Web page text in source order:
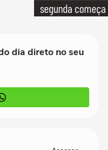
segunda
dia direto no seu